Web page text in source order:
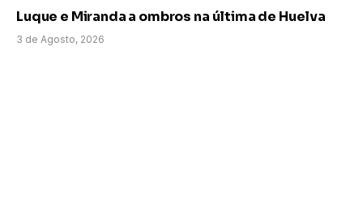
Luque e Miranda a ombros na última de Huelva
3 de Agosto, 2026